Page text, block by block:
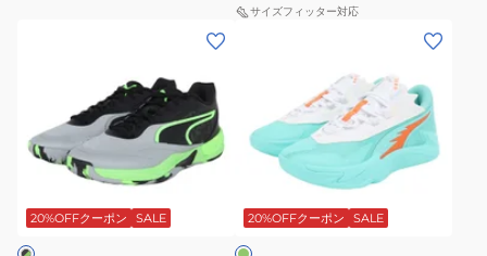
サイズフィッター対応
NITRO
SKY
20%OFFクーポン SALE
デ
ス)SCOOT
ZEROS
20%OFFクーポン SALE
ミ
ン
ト